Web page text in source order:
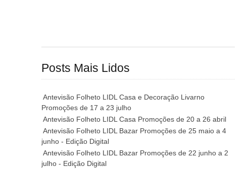
Posts Mais Lidos
Antevisão Folheto LIDL Casa e Decoração Livarno
Promoções de 17 a 23 julho
Antevisão Folheto LIDL Casa Promoções de 20 a 26 abril
Antevisão Folheto LIDL Bazar Promoções de 25 maio a 4
junho - Edição Digital
Antevisão Folheto LIDL Bazar Promoções de 22 junho a 2
julho - Edição Digital